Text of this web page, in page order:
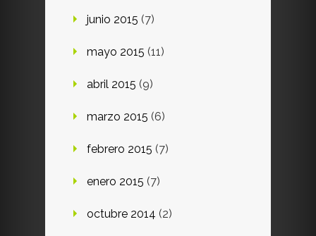
junio 2015 (7)
mayo 2015 (11)
abril 2015 (9)
marzo 2015 (6)
febrero 2015 (7)
enero 2015 (7)
octubre 2014 (2)